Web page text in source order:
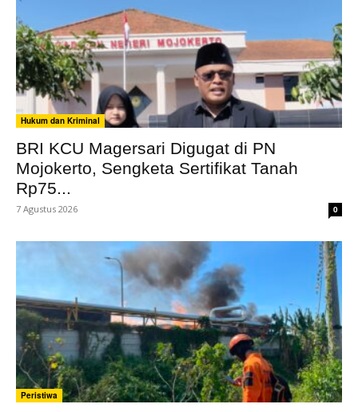
Hukum dan Kriminal
BRI KCU Magersari Digugat di PN
Mojokerto, Sengketa Sertifikat Tanah
Rp75...
7 Agustus 2026 0
Peristiwa